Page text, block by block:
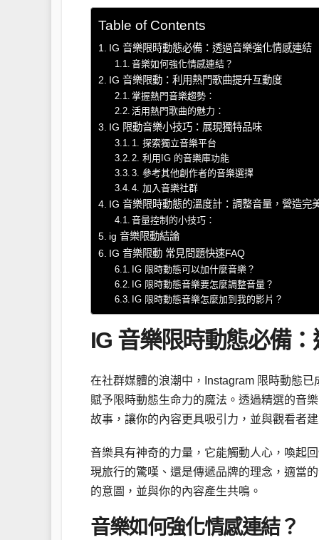
Table of Contents
IG 音樂限時動態必備：透過音樂強化情感連結
音樂如何強化情感連結？
IG 音樂限動：利用熱門歌曲提升互動度
掌握熱門音樂趨勢：
活用熱門歌曲的魅力：
IG 限動音樂小技巧：展現獨特品味
1. 探索獨立音樂平台
2. 利用IG 的音樂庫功能
3. 參考其他創作者的音樂選擇
4. 加入音樂社群
IG 音樂限時動態的溫度計：調整音量，營造完
音量控制的小技巧：
ig 音樂限動結論
IG 音樂限動 常見問題快速FAQ
IG 限時動態可以加什麼音樂？
IG 限時動態音樂要怎麼調整音量？
IG 限時動態音樂怎麼加到我的影片？
IG 音樂限時動態必備
在社群媒體的浪潮中，Instagram 限時動態
賦予限時動態生命力的魔法。透過精選的音
故事，讓你的內容更具吸引力，並與觀看者
音樂具有神奇的力量，它能觸動人心，喚起
現旅行的驚嘆、還是傳遞品牌的理念，適當
的意圖，並與你的內容產生共鳴。
音樂如何強化情感連結？